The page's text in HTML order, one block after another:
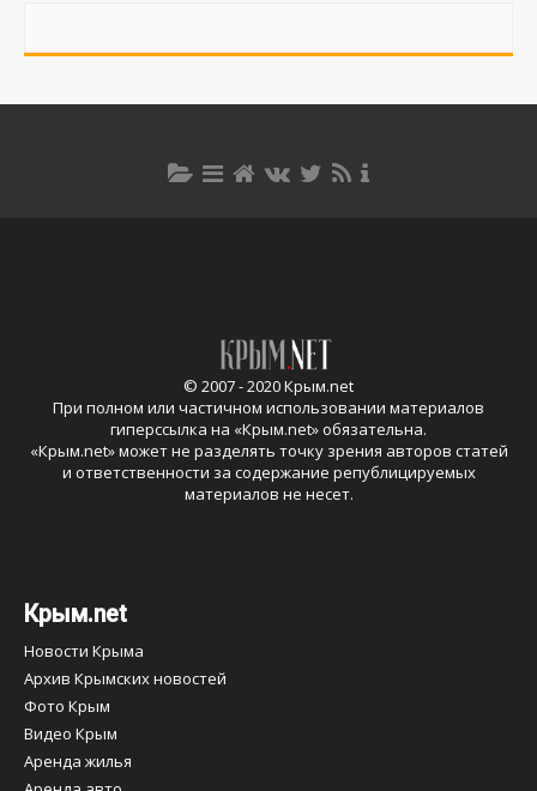
© 2007 - 2020 Крым.net
При полном или частичном использовании материалов
гиперссылка на «Крым.net» обязательна.
«Крым.net» может не разделять точку зрения авторов статей
и ответственности за содержание републицируемых
материалов не несет.
Крым.net
Новости Крыма
Архив Крымских новостей
Фото Крым
Видео Крым
Аренда жилья